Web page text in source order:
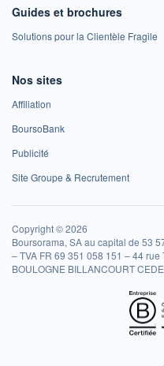
Guides et brochures
Solutions pour la Clientèle Fragile
Nos sites
Affiliation
BoursoBank
Publicité
Site Groupe & Recrutement
Copyright © 2026
Boursorama, SA au capital de 53
– TVA FR 69 351 058 151 – 44
BOULOGNE BILLANCOURT